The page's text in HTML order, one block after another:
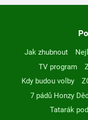
Jak zhubnout
TV program
Kdy budou volby
7 pádů Honzy
Tatarák